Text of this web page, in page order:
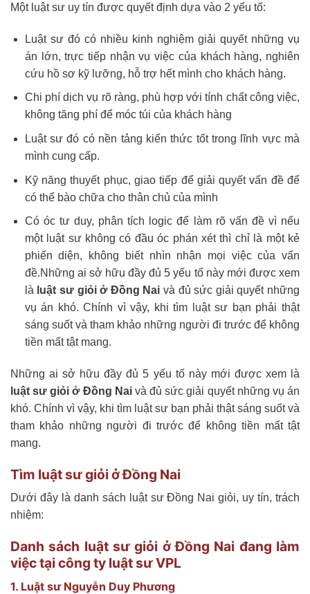
Một luật sư uy tín được quyết định dựa vào 2 yếu tố:
Luật sư đó có nhiều kinh nghiệm giải quyết những vụ
án lớn, trực tiếp nhận vụ việc của khách hàng, nghiên
cứu hồ sơ kỹ lưỡng, hỗ trợ hết mình cho khách hàng.
Chi phí dịch vụ rõ ràng, phù hợp với tính chất công việc,
không tăng phí để móc túi của khách hàng
Luật sư đó có nền tảng kiến thức tốt trong lĩnh vực mà
mình cung cấp.
Kỹ năng thuyết phục, giao tiếp để giải quyết vấn đề để
có thể bào chữa cho thân chủ của mình
Có óc tư duy, phân tích logic để làm rõ vấn đề vì nếu
một luật sư không có đầu óc phán xét thì chỉ là một kẻ
phiến diện, không biết nhìn nhận mọi việc của vấn
đề.Những ai sở hữu đầy đủ 5 yếu tố này mới được xem
là luật sư giỏi ở Đồng Nai và đủ sức giải quyết những
vụ án khó. Chính vì vậy, khi tìm luật sư bạn phải thật
sáng suốt và tham khảo những người đi trước để không
tiền mất tật mang.
Những ai sở hữu đầy đủ 5 yếu tố này mới được xem là
luật sư giỏi ở Đồng Naivà đủ sức giải quyết những vụ án
khó. Chính vì vậy, khi tìm luật sư bạn phải thật sáng suốt và
tham khảo những người đi trước để không tiền mất tật
mang.
Tìm luật sư giỏi ở Đồng Nai
Dưới đây là danh sách luật sư Đồng Nai giỏi, uy tín, trách
nhiệm:
Danh sách luật sư giỏi ở Đồng Nai đang làm
việc tại công ty luật sư VPL
1. Luật sư Nguyễn Duy Phương